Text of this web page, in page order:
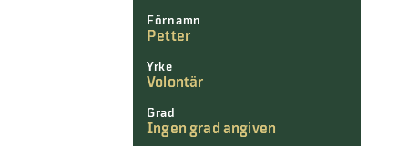
Förnamn
Petter
Yrke
Volontär
Grad
Ingen grad angiven